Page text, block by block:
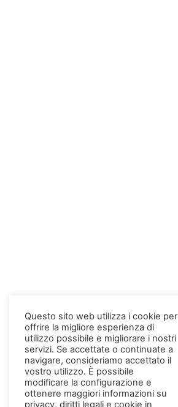
Questo sito web utilizza i cookie per
offrire la migliore esperienza di
utilizzo possibile e migliorare i nostri
servizi. Se accettate o continuate a
navigare, consideriamo accettato il
vostro utilizzo. È possibile
modificare la configurazione e
ottenere maggiori informazioni su
privacy, diritti legali e cookie in